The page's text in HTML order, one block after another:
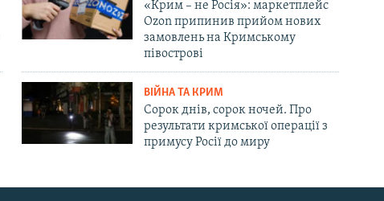
«Крим – не Росія»: маркетплейс
Ozon припинив прийом нових
замовлень на Кримському
півострові
ВІЙНА ТА КРИМ
Сорок днів, сорок ночей. Про
результати кримської операції з
примусу Росії до миру